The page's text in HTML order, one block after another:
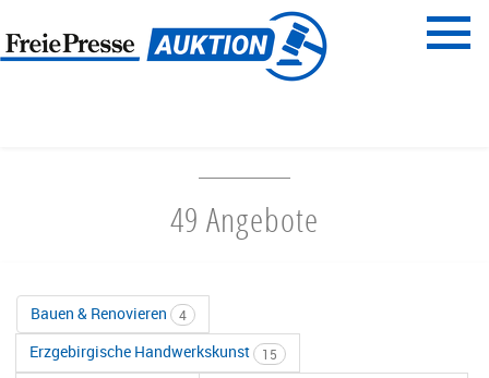
Menü
49 Angebote
Bauen & Renovieren 4
Erzgebirgische Handwerkskunst 15